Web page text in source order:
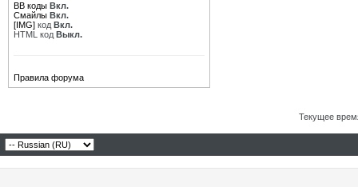
BB коды Вкл.
Смайлы Вкл.
[IMG] код Вкл.
HTML код Выкл.
Правила форума
Текущее